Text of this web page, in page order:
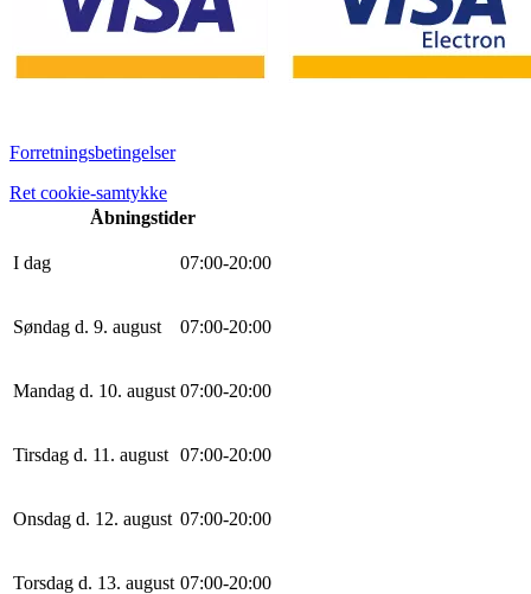
Forretningsbetingelser
Ret cookie-samtykke
Åbningstider
I dag 07:00-20:00
Søndag d. 9. august 07:00-20:00
Mandag d. 10. august 07:00-20:00
Tirsdag d. 11. august 07:00-20:00
Onsdag d. 12. august 07:00-20:00
Torsdag d. 13. august 07:00-20:00